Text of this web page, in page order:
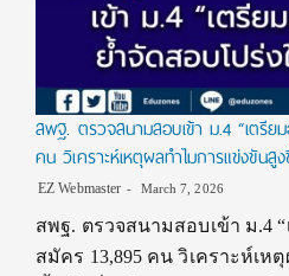
สพฐ. ตรวจสนามสอบเข้า ม.4 “เตรี
คน วิเคราะห์เหตุผลทำไมการแข่งขันสู
EZ Webmaster March 7, 2026
สพฐ. ตรวจสนามสอบเข้า ม.4
สมัคร 13,895 คน วิเคราะห์เห